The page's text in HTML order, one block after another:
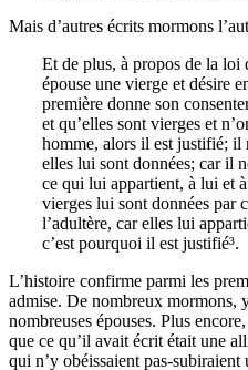
Mais d’autres écrits mormons
Et de plus, à propos de la loi
épouse une vierge et désire
première donne son
et qu’elles sont vierges et
homme, alors il est justifié; il
elles lui sont données; car il
ce qui lui appartient, à lui et
vierges lui sont données par
l’adultère, car elles lui
c’est pourquoi il est justifié³.
L’histoire confirme parmi les
admise. De nombreux mormons,
nombreuses épouses. Plus
que ce qu’il avait écrit était une
qui n’y obéissaient pas-subiraient